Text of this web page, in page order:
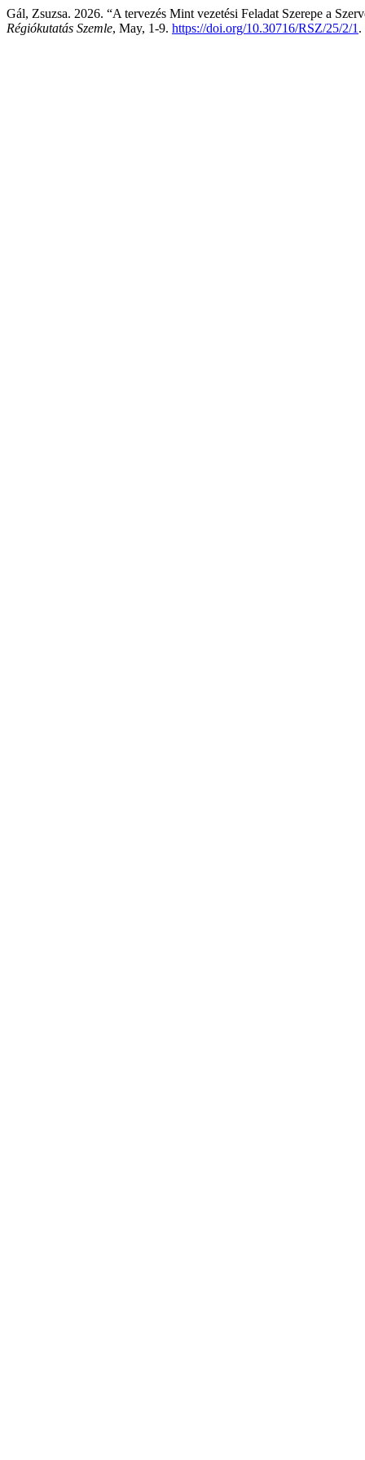
Gál, Zsuzsa. 2026. “A tervezés Mint vezetési Feladat Szerepe a
Régiókutatás Szemle, May, 1-9. https://doi.org/10.30716/RSZ/25/2/1 .